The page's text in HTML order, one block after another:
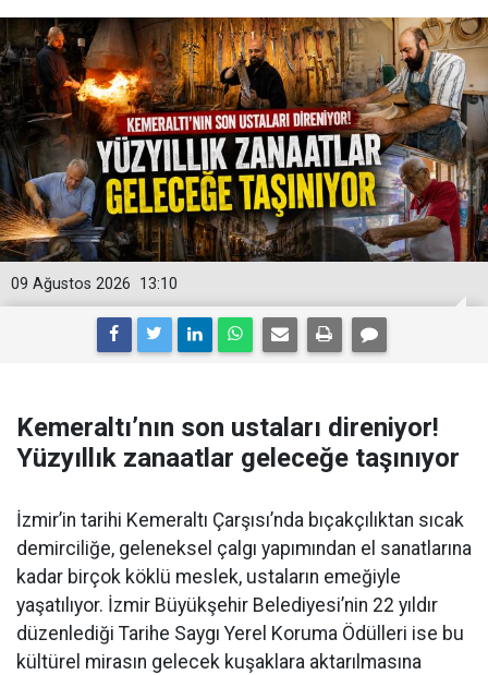
13:10
09 Ağustos 2026
Kemeraltı’nın son ustaları direniyor!
Yüzyıllık zanaatlar geleceğe taşınıyor
İzmir’in tarihi Kemeraltı Çarşısı’nda bıçakçılıktan sıcak
demirciliğe, geleneksel çalgı yapımından el sanatlarına
kadar birçok köklü meslek, ustaların emeğiyle
yaşatılıyor. İzmir Büyükşehir Belediyesi’nin 22 yıldır
düzenlediği Tarihe Saygı Yerel Koruma Ödülleri ise bu
kültürel mirasın gelecek kuşaklara aktarılmasına